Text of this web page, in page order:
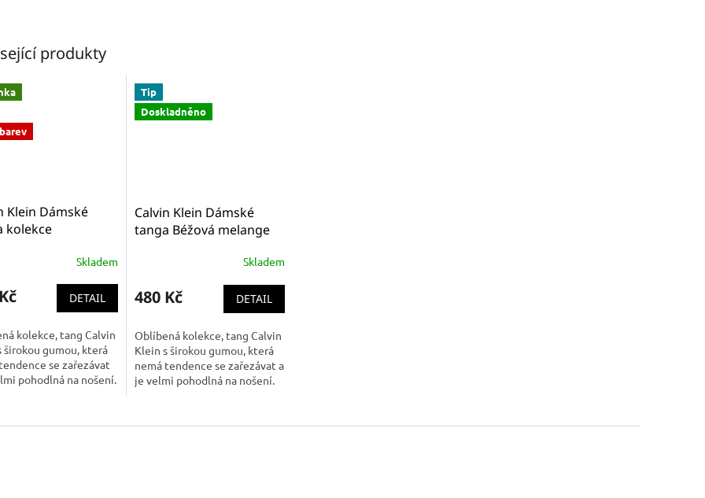
produkty
Klein Dámské
kolekce
TH8 CKSkladem
DETAIL
kolekce, tang Calvin
širokou gumou, která
se zařezávat
pohodlná na nošení.
Tip
Doskladněno
Calvin Klein Dámské
tanga Béžová melange
Skladem
480 Kč DETAIL
Oblíbená kolekce, tang Calvin
Klein s širokou gumou, která
nemá tendence se zařezávat a
je velmi pohodlná na nošení.